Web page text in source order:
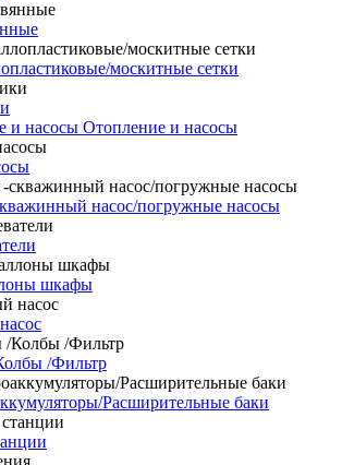
москитные сетки
Отопление и насосы
насос/погружные насосы
шкафы
/Фильтр
Расширительные баки